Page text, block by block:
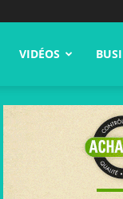
VIDÉOS